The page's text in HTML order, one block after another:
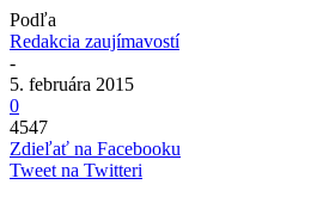
Podľa
Redakcia zaujímavostí
-
5. februára 2015
0
4547
Zdieľať na Facebooku
Tweet na Twitteri